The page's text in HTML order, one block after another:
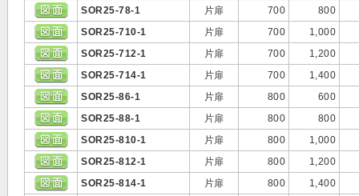
SOR25-78-1
片扉 700
800
SOR25-710-1
片扉 700
1,000
SOR25-712-1
片扉 700
1,200
SOR25-714-1
片扉 700
1,400
SOR25-86-1
片扉 800
600
SOR25-88-1
片扉 800
800
SOR25-810-1
片扉 800
1,000
SOR25-812-1
片扉 800
1,200
SOR25-814-1
片扉 800
1,400